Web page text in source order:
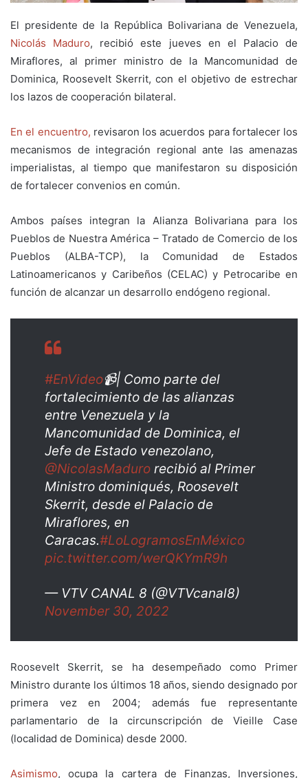
El presidente de la República Bolivariana de Venezuela,
Nicolás Maduro, recibió este jueves en el Palacio de
Miraflores, al primer ministro de la Mancomunidad de
Dominica, Roosevelt Skerrit, con el objetivo de estrechar
los lazos de cooperación bilateral.
En el encuentro, revisaron los acuerdos para fortalecer los
mecanismos de integración regional ante las amenazas
imperialistas, al tiempo que manifestaron su disposición
de fortalecer convenios en común.
Ambos países integran la Alianza Bolivariana para los
Pueblos de Nuestra América – Tratado de Comercio de los
Pueblos (ALBA-TCP), la Comunidad de Estados
Latinoamericanos y Caribeños (CELAC) y Petrocaribe en
función de alcanzar un desarrollo endógeno regional.
#EnVideo📹| Como parte del
fortalecimiento de las alianzas
entre Venezuela y la
Mancomunidad de Dominica, el
Jefe de Estado venezolano,
@NicolasMaduro recibió al Primer
Ministro dominiqués, Roosevelt
Skerrit, desde el Palacio de
Miraflores, en
Caracas.#LoLogramosEnMéxico
pic.twitter.com/werQKYmR9h
— VTV CANAL 8 (@VTVcanal8)
November 30, 2022
Roosevelt Skerrit, se ha desempeñado como Primer
Ministro durante los últimos 18 años, siendo designado por
primera vez en 2004; además fue representante
parlamentario de la circunscripción de Vieille Case
(localidad de Dominica) desde 2000.
Asimismo, ocupa la cartera de Finanzas, Inversiones,